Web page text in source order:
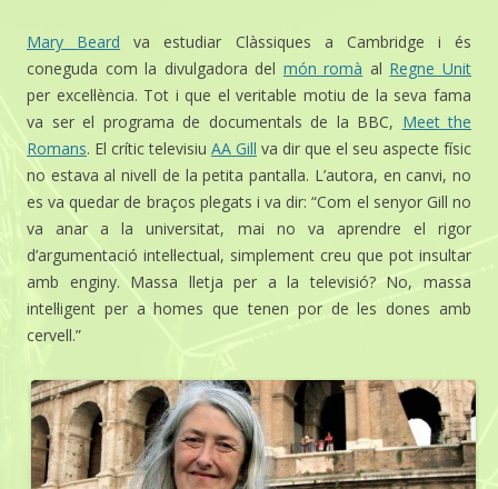
Mary Beard va estudiar Clàssiques a Cambridge i és
coneguda com la divulgadora del món romà al Regne Unit
per excel·lència. Tot i que el veritable motiu de la seva fama
va ser el programa de documentals de la BBC, Meet the
Romans. El crític televisiu AA Gill va dir que el seu aspecte físic
no estava al nivell de la petita pantalla. L’autora, en canvi, no
es va quedar de braços plegats i va dir: “Com el senyor Gill no
va anar a la universitat, mai no va aprendre el rigor
d’argumentació intel·lectual, simplement creu que pot insultar
amb enginy. Massa lletja per a la televisió? No, massa
intel·ligent per a homes que tenen por de les dones amb
cervell.”